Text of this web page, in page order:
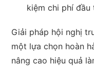
kiệm chi phí đầu
Giải pháp hội nghị
một lựa chọn hoàn
nâng cao hiệu quả